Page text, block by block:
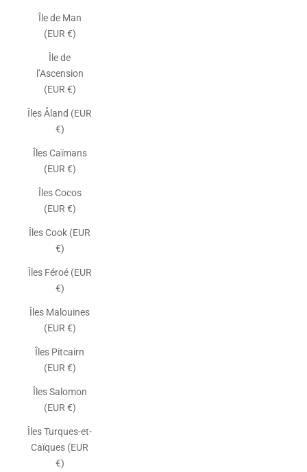
Île de Man
(EUR €)
Île de
l’Ascension
(EUR €)
Îles Åland (EUR
€)
Îles Caïmans
(EUR €)
Îles Cocos
(EUR €)
Îles Cook (EUR
€)
Îles Féroé (EUR
€)
Îles Malouines
(EUR €)
Îles Pitcairn
(EUR €)
Îles Salomon
(EUR €)
Îles Turques-et-
Caïques (EUR
€)